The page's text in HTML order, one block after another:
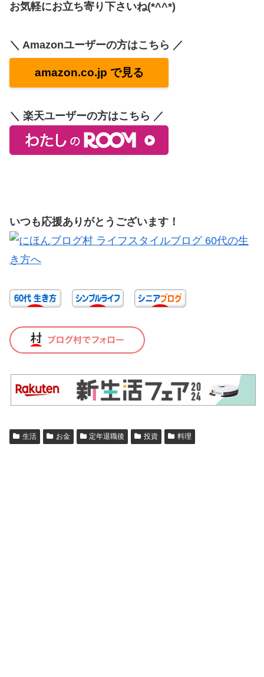
お気軽にお立ち寄り下さいね(*^^*)
＼ Amazonユーザーの方はこちら ／
amazon.co.jp で見る
＼ 楽天ユーザーの方はこちら ／
いつも応援ありがとうございます！
生活 お金 定年退職後 投資 料理